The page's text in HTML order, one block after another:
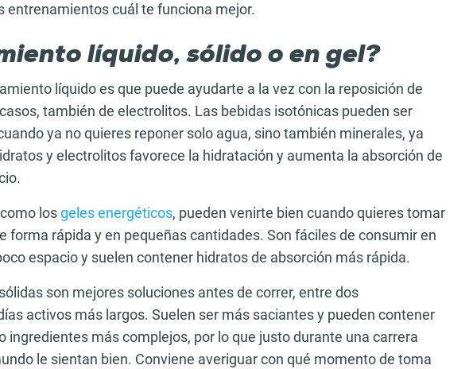
entrenamientos cuál te funciona mejor.
líquido, sólido o en gel?
líquido es que puede ayudarte a la vez con la reposición de
también de electrolitos. Las bebidas isotónicas pueden ser
ya no quieres reponer solo agua, sino también minerales, ya
y electrolitos favorece la hidratación y aumenta la absorción de
losgeles energéticos, pueden venirte bien cuando quieres tomar
forma rápida y en pequeñas cantidades. Son fáciles de consumir en
espacio y suelen contener hidratos de absorción más rápida.
son mejores soluciones antes de correr, entre dos
activos más largos. Suelen ser más saciantes y pueden contener
ingredientes más complejos, por lo que justo durante una carrera
le sientan bien. Conviene averiguar con qué momento de toma